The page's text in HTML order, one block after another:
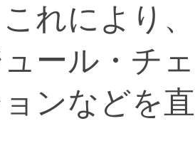
れにより
ール・チ
ョンなどを